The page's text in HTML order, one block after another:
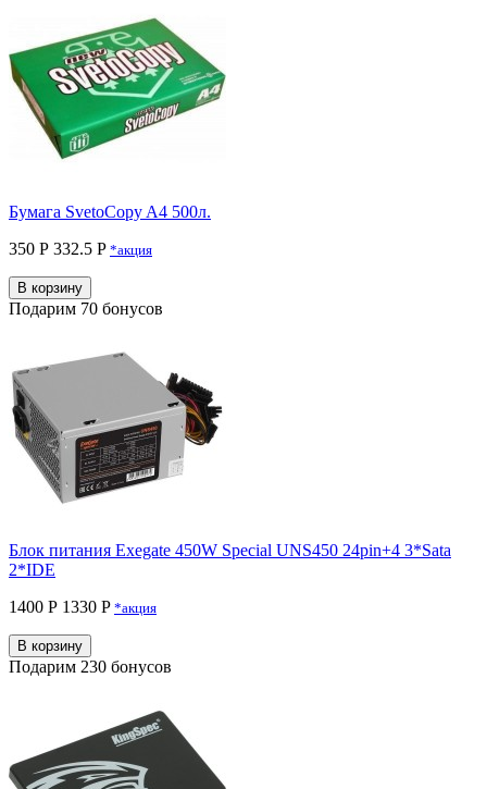
Бумага SvetoCopy A4 500л.
350 Р 332.5 P *акция
В корзину
Подарим 70 бонусов
Блок питания Exegate 450W Special UNS450 24pin+4 3*Sata
2*IDE
1400 Р 1330 P *акция
В корзину
Подарим 230 бонусов